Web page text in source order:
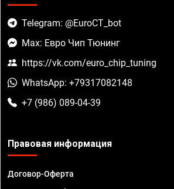
Telegram: @EuroCT_bot
Max: Евро Чип Тюнинг
https://vk.com/euro_chip_tuning
WhatsApp: +79317082148
+7 (986) 089-04-39
Правовая информация
Договор-Оферта